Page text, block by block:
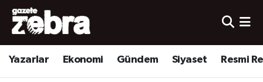
Yazarlar Ekonomi Gündem Siyaset Resmi
Yazarlar
Ekonomi
Nöbetçi Eczaneler
Hava Durumu